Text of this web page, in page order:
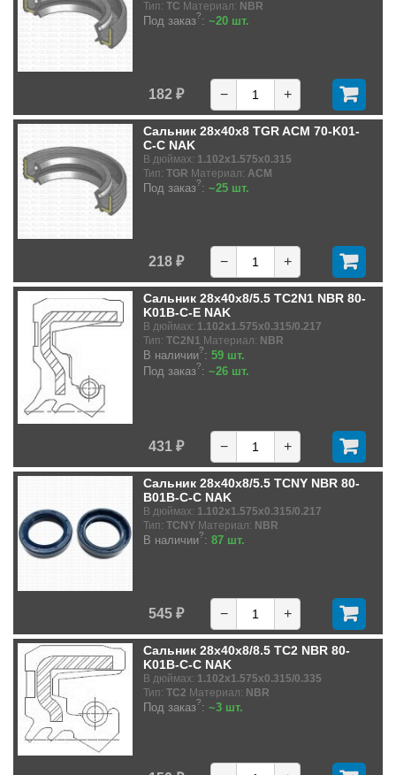
Тип: TC Материал: NBR
Под заказ?: ~20 шт.
182 ₽ − +
Сальник 28x40x8 TGR ACM 70-K01-
C-C NAK
В дюймах: 1.102x1.575x0.315
Тип: TGR Материал: ACM
Под заказ?: ~25 шт.
218 ₽ − +
Сальник 28x40x8/5.5 TC2N1 NBR 80-
K01B-C-E NAK
В дюймах: 1.102x1.575x0.315/0.217
Тип: TC2N1 Материал: NBR
В наличии?: 59 шт.
Под заказ?: ~26 шт.
431 ₽ − +
Сальник 28x40x8/5.5 TCNY NBR 80-
B01B-C-C NAK
В дюймах: 1.102x1.575x0.315/0.217
Тип: TCNY Материал: NBR
В наличии?: 87 шт.
545 ₽ − +
Сальник 28x40x8/8.5 TC2 NBR 80-
K01B-C-C NAK
В дюймах: 1.102x1.575x0.315/0.335
Тип: TC2 Материал: NBR
Под заказ?: ~3 шт.